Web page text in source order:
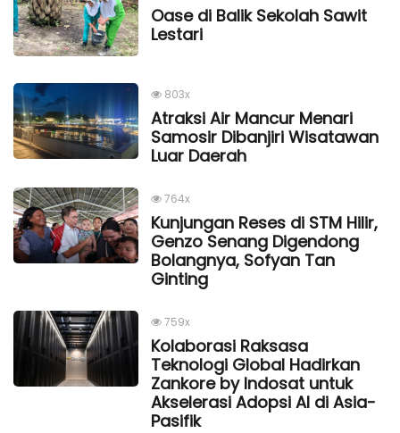
Oase di Balik Sekolah Sawit
Lestari
803x
Atraksi Air Mancur Menari
Samosir Dibanjiri Wisatawan
Luar Daerah
764x
Kunjungan Reses di STM Hilir,
Genzo Senang Digendong
Bolangnya, Sofyan Tan
Ginting
759x
Kolaborasi Raksasa
Teknologi Global Hadirkan
Zankore by Indosat untuk
Akselerasi Adopsi AI di Asia-
Pasifik